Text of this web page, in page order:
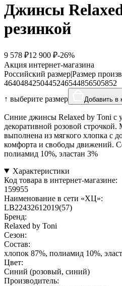
Джинсы
резинкой
9 578 ₽12 900 ₽-26%
Акция интернет-магазина
Российский размер|Размер
4640484250445246544856505852
↑ выберите размер
Добавить в
Синие джинсы Relaxed by Toni с
декоративной розовой строчкой.
выполнена из мягкого хлопка с
комфорта и свободы движений.
полиамид 10%, эластан 3%
Характеристики
Код товара в интернет-магазине:
159955
Наименование в сети «ХЦ»:
LB22432612019(57)
Бренд:
Relaxed by Toni
Сезон:
Состав:
хлопок 87%, полиамид 10%,
Цвет:
Синий (розовый, синий)
Производитель: